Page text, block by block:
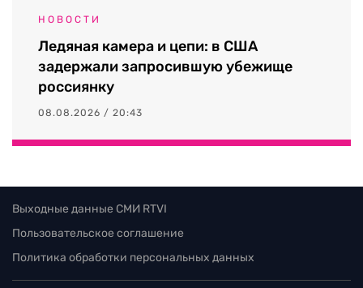
НОВОСТИ
Ледяная камера и цепи: в США
задержали запросившую убежище
россиянку
08.08.2026 / 20:43
Выходные данные СМИ RTVI
Пользовательское соглашение
Политика обработки персональных данных